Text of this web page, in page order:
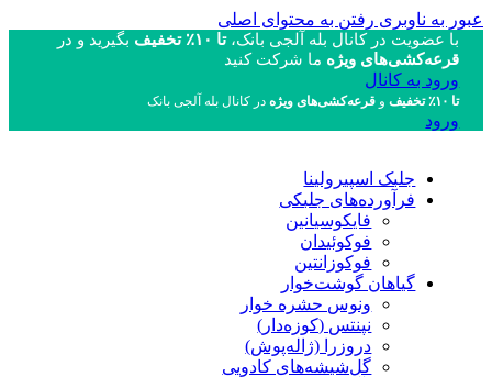
عبور به ناوبری رفتن به محتوای اصلی
با عضویت در کانال بله آلجی بانک، تا ۱۰٪ تخفیف
بگیرید و در
قرعه‌کشی‌های ویژه ما شرکت کنید
ورود به کانال
تا ۱۰٪ تخفیف و قرعه‌کشی‌های ویژهدر کانال بله آلجی بانک
ورود
جلبک اسپیرولینا
فرآورده‌های جلبکی
فایکوسیانین
فوکوئیدان
فوکوزانتین
گیاهان گوشت‌خوار
ونوس حشره خوار
نپنتس (کوزه‌دار)
دروزرا (ژاله‌پوش)
گل‌شیشه‌های کادویی